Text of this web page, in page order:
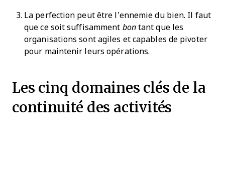
La perfection peut être l’ennemie du bien. Il faut
que ce soit suffisamment bontant que les
organisations sont agiles et capables de pivoter
pour maintenir leurs opérations.
Les cinq domaines clés de la
continuité des activités